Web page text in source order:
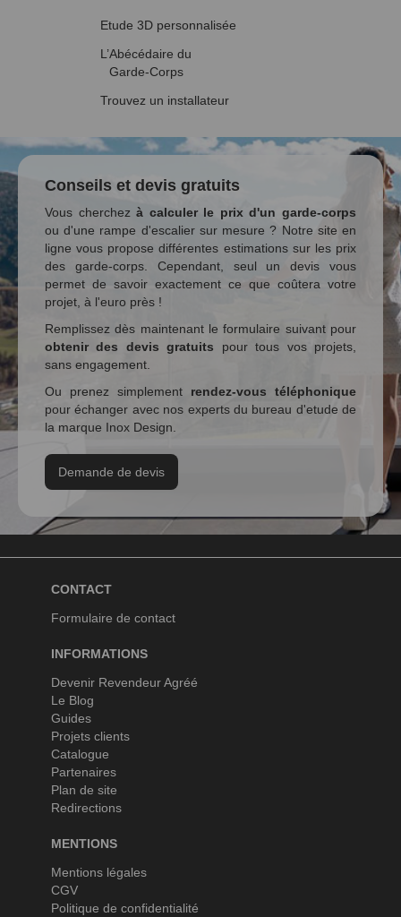
Etude 3D personnalisée
L’Abécédaire du
Garde-Corps
Trouvez un installateur
Conseils et devis gratuits
Vous cherchezà calculer le prix d'un garde-corps
ou d'une rampe d'escalier sur mesure ? Notre site en
ligne vous propose différentes estimations sur les prix
des garde-corps. Cependant, seul un devis vous
permet de savoir exactement ce que coûtera votre
projet, à l'euro près !
Remplissez dès maintenant le formulaire suivant pour
obtenir des devis gratuits pour tous vos projets,
sans engagement.
Ou prenez simplement rendez-vous téléphonique
pour échanger avec nos experts du bureau d'etude de
la marque Inox Design.
Demande de devis
CONTACT
Formulaire de contact
INFORMATIONS
Devenir Revendeur Agréé
Le Blog
Guides
Projets clients
Catalogue
Partenaires
Plan de site
Redirections
MENTIONS
Mentions légales
CGV
Politique de confidentialité